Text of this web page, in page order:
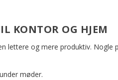
KONTOR OG HJEM
lettere og mere produktiv. Nogle
møder.